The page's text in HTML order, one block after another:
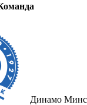
Динамо